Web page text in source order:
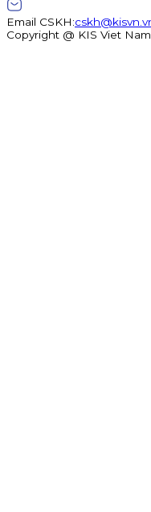
Email CSKH:
Copyright @ KIS Viet